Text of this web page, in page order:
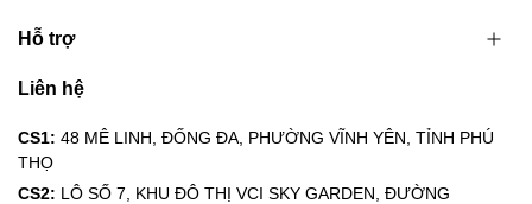
Hỗ trợ
Liên hệ
CS1: 48 MÊ LINH, ĐỐNG ĐA, PHƯỜNG VĨNH YÊN, TỈNH PHÚ
THỌ
CS2: LÔ SỐ 7, KHU ĐÔ THỊ VCI SKY GARDEN, ĐƯỜNG